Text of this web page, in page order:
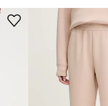
Výrobce